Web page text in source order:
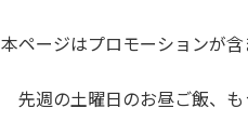
新
時
:
本ページはプロモーションが含
先週の土曜日のお昼ご飯、も